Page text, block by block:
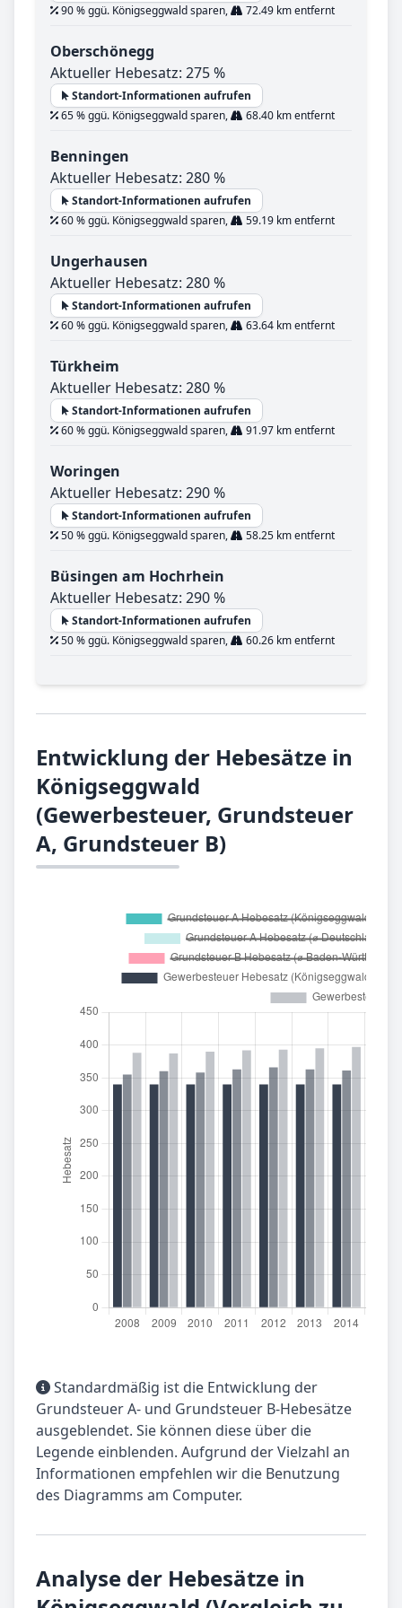
90 % ggü. Königseggwald sparen,
72.49 km entfernt
Oberschönegg
Aktueller Hebesatz: 275 %
Standort-Informationen aufrufen
65 % ggü. Königseggwald sparen,
68.40 km entfernt
Benningen
Aktueller Hebesatz: 280 %
Standort-Informationen aufrufen
60 % ggü. Königseggwald sparen,
59.19 km entfernt
Ungerhausen
Aktueller Hebesatz: 280 %
Standort-Informationen aufrufen
60 % ggü. Königseggwald sparen,
63.64 km entfernt
Türkheim
Aktueller Hebesatz: 280 %
Standort-Informationen aufrufen
60 % ggü. Königseggwald sparen,
91.97 km entfernt
Woringen
Aktueller Hebesatz: 290 %
Standort-Informationen aufrufen
50 % ggü. Königseggwald sparen,
58.25 km entfernt
Büsingen am Hochrhein
Aktueller Hebesatz: 290 %
Standort-Informationen aufrufen
50 % ggü. Königseggwald sparen,
60.26 km entfernt
Entwicklung der Hebesätze in
Königseggwald
(Gewerbesteuer, Grundsteuer
A, Grundsteuer B)
Standardmäßig ist die Entwicklung der
Grundsteuer A- und Grundsteuer B-Hebesätze
ausgeblendet. Sie können diese über die
Legende einblenden. Aufgrund der Vielzahl an
Informationen empfehlen wir die Benutzung
des Diagramms am Computer.
Analyse der Hebesätze in